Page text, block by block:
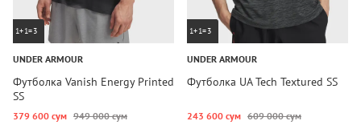
1+1=3
UNDER ARMOUR
Футболка Vanish Energy Printed
SS
379 600 сум 949 000 сум
1+1=3
UNDER ARMOUR
Футболка UA Tech Textured SS
243 600 сум 609 000 сум